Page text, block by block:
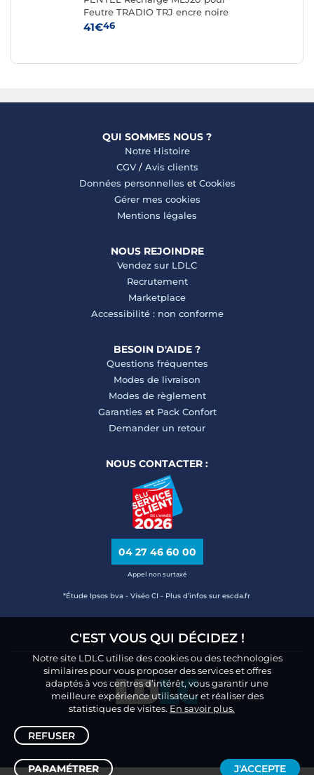
Feutre TRADIO TRJ encre noire
x 12
41€46
QUI SOMMES NOUS ?
Notre Histoire
CGV/ Avis clients
Données personnelles et Cookies
Gérer mes cookies
Mentions légales
NOUS REJOINDRE
Vendez sur LDLC
Recrutement
Marketplace
Accessibilité : non conforme
BESOIN D'AIDE ?
Questions fréquentes
Modes de livraison
Modes de règlement
Garanties et Pack Confort
Demander un retour
NOUS CONTACTER :
04 27 46 60 00
Appel non surtaxé
*Étude Ipsos bva - Viséo CI - Plus d’infos sur escda.fr
C'EST VOUS QUI DÉCIDEZ !
Notre site LDLC utilise des cookies ou des technologies
similaires pour vous proposer des services et offres
adaptés à vos centres d’intérêt, vous garantir une
meilleure expérience utilisateur et réaliser des
statistiques de visites. En savoir plus.
REFUSER
PARAMÉTRER J'ACCEPTE